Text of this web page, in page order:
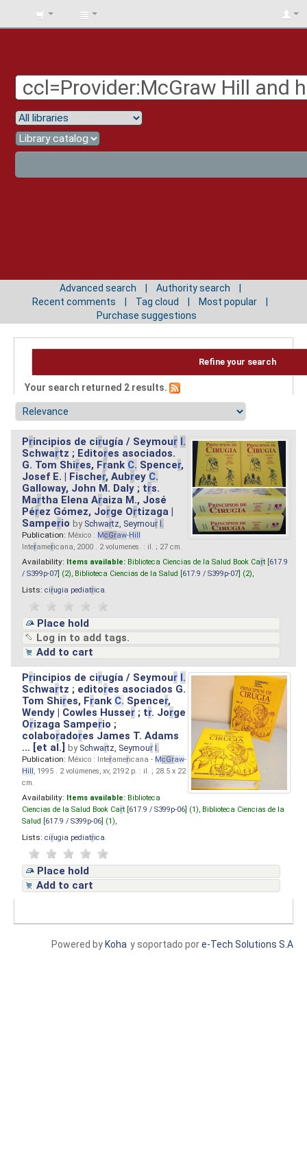
BIBLIOTECA
Advanced search
Authority search
Recent comments
Tag cloud
Most popular
Purchase suggestions
Refine your search
Your search returned 2 results.
Principios de cirugía / Seymour I.
Schwartz ; Editores asociados.
G. Tom Shires, Frank C. Spencer,
Josef E. | Fischer, Aubrey C.
Galloway, John M. Daly ; trs.
Martha Elena Araiza M., José
Pérez Gómez, Jorge Ortizaga |
Samperio by Schwartz, Seymour I.
Publication: México : McGraw-Hill
Interamericana, 2000 . 2 volumenes. : il. ; 27 cm.
Availability: Items available: Biblioteca Ciencias de la Salud Book Cart [ 617.9
/ S399p-07 ] (2), Biblioteca Ciencias de la Salud [ 617.9 / S399p-07 ] (2),
Lists: cirugia pediatrica
Place hold
Log in to add tags.
Add to cart
Principios de cirugía / Seymour I.
Schwartz ; editores asociados G.
Tom Shires, Frank C. Spencer,
Wendy | Cowles Husser ; tr. Jorge
Orizaga Samperio ;
colaboradores James T. Adams
... [et al.]by Schwartz, Seymour I.
Publication: México : Interamericana - McGraw-
Hill, 1995 . 2 volúmenes, xv, 2192 p. : il. ; 28.5 x 22
cm.
Availability: Items available: Biblioteca
Ciencias de la Salud Book Cart [ 617.9 / S399p-06 ] (1), Biblioteca Ciencias de la
Salud [ 617.9 / S399p-06 ] (1),
Lists: cirugia pediatrica
Place hold
Add to cart
y soportado pore-Tech Solutions S.A
Powered by Koha